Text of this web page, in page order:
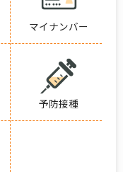
マイナンバー
予防接種